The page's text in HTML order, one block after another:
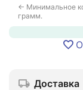
← Минимальное
грамм.
Доставка